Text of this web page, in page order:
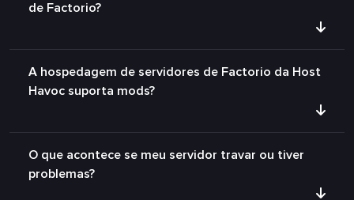
de Factorio?
A hospedagem de servidores de Factorio da Host
Havoc suporta mods?
O que acontece se meu servidor travar ou tiver
problemas?